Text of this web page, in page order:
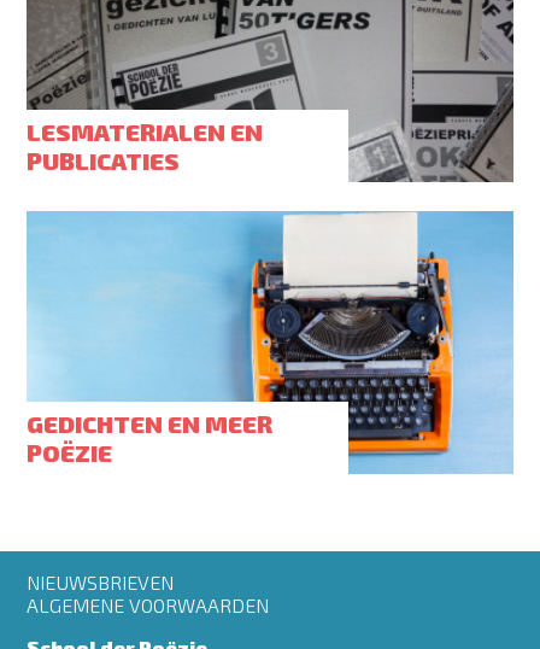
LESMATERIALEN EN
PUBLICATIES
GEDICHTEN EN MEER
POËZIE
Footer
menu
NIEUWSBRIEVEN
ALGEMENE VOORWAARDEN